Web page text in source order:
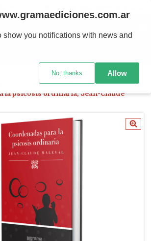
DIFERENCIALES /
la psicosis ordinaria, Jean-Claude
show you notifications with news and
No, thanks Allow